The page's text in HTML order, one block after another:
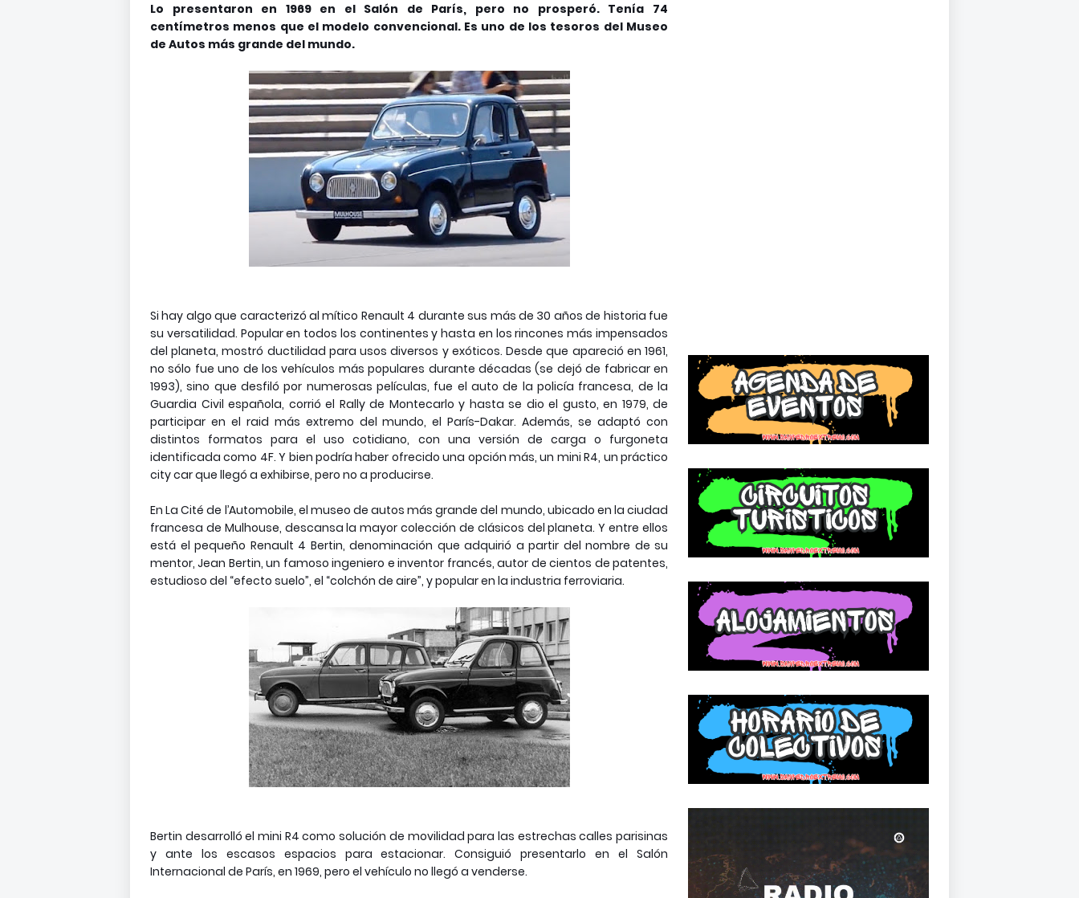
Lo presentaron en 1969 en el Salón de París, pero no prosperó. Tenía 74
centímetros menos que el modelo convencional. Es uno de los tesoros del Museo
de Autos más grande del mundo.
Si hay algo que caracterizó al mítico Renault 4 durante sus más de 30 años de historia fue
su versatilidad. Popular en todos los continentes y hasta en los rincones más impensados
del planeta, mostró ductilidad para usos diversos y exóticos. Desde que apareció en 1961,
no sólo fue uno de los vehículos más populares durante décadas (se dejó de fabricar en
1993), sino que desfiló por numerosas películas, fue el auto de la policía francesa, de la
Guardia Civil española, corrió el Rally de Montecarlo y hasta se dio el gusto, en 1979, de
participar en el raid más extremo del mundo, el París-Dakar. Además, se adaptó con
distintos formatos para el uso cotidiano, con una versión de carga o furgoneta
identificada como 4F. Y bien podría haber ofrecido una opción más, un mini R4, un práctico
city car que llegó a exhibirse, pero no a producirse.
En La Cité de l’Automobile, el museo de autos más grande del mundo, ubicado en la ciudad
francesa de Mulhouse, descansa la mayor colección de clásicos del planeta. Y entre ellos
está el pequeño Renault 4 Bertin, denominación que adquirió a partir del nombre de su
mentor, Jean Bertin, un famoso ingeniero e inventor francés, autor de cientos de patentes,
estudioso del “efecto suelo”, el “colchón de aire”, y popular en la industria ferroviaria.
Bertin desarrolló el mini R4 como solución de movilidad para las estrechas calles parisinas
y ante los escasos espacios para estacionar. Consiguió presentarlo en el Salón
Internacional de París, en 1969, pero el vehículo no llegó a venderse.